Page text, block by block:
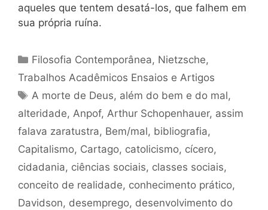
aqueles que tentem desatá-los, que falhem em
sua própria ruína.
Categorias
Filosofia Contemporânea, Nietzsche,
Trabalhos Acadêmicos Ensaios e Artigos
Tags
A morte de Deus, além do bem e do mal,
alteridade, Anpof, Arthur Schopenhauer, assim
falava zaratustra, Bem/mal, bibliografia,
Capitalismo, Cartago, catolicismo, cícero,
cidadania, ciências sociais, classes sociais,
conceito de realidade, conhecimento prático,
Davidson, desemprego, desenvolvimento do